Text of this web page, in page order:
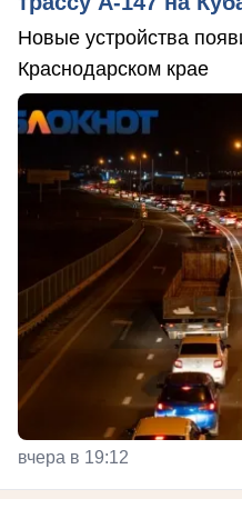
Новые устройства
Краснодарском крае
вчера в 19:12